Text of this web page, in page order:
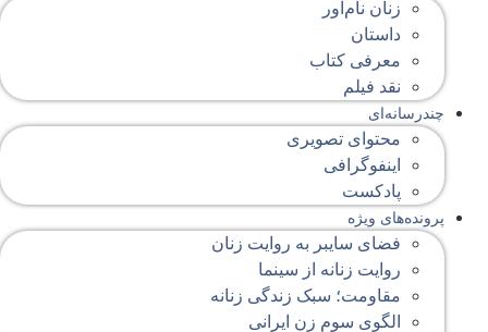
زنان نام‌آور
داستان
معرفی کتاب
نقد فیلم
چندرسانه‌ای
محتوای تصویری
اینفوگرافی
پادکست
پرونده‌های ویژه
فضای سایبر به روایت زنان
روایت زنانه از سینما
مقاومت؛ سبک زندگی زنانه
الگوی سوم زن ایرانی